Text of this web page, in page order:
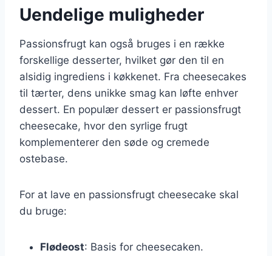
Uendelige muligheder
Passionsfrugt kan også bruges i en række
forskellige desserter, hvilket gør den til en
alsidig ingrediens i køkkenet. Fra cheesecakes
til tærter, dens unikke smag kan løfte enhver
dessert. En populær dessert er passionsfrugt
cheesecake, hvor den syrlige frugt
komplementerer den søde og cremede
ostebase.
For at lave en passionsfrugt cheesecake skal
du bruge:
Flødeost: Basis for cheesecaken.